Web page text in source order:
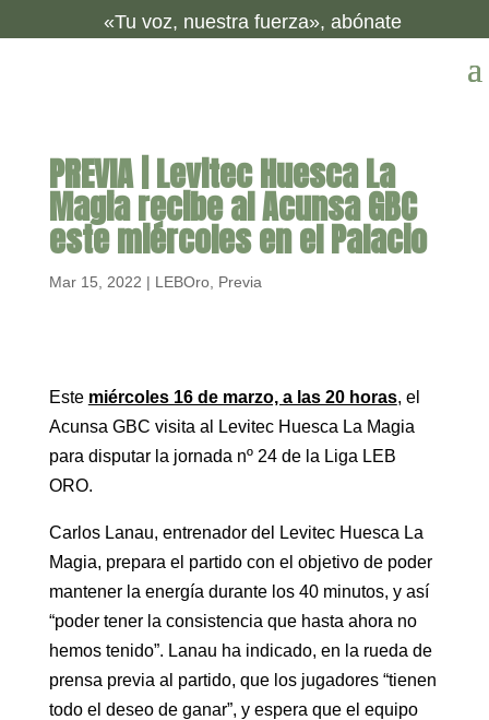
«Tu voz, nuestra fuerza», abónate
PREVIA | Levitec Huesca La
Magia recibe al Acunsa GBC
este miércoles en el Palacio
Mar 15, 2022 | LEBOro, Previa
Este miércoles 16 de marzo, a las 20 horas, el
Acunsa GBC visita al Levitec Huesca La Magia
para disputar la jornada nº 24 de la Liga LEB
ORO.
Carlos Lanau, entrenador del Levitec Huesca La
Magia, prepara el partido con el objetivo de poder
mantener la energía durante los 40 minutos, y así
“poder tener la consistencia que hasta ahora no
hemos tenido”. Lanau ha indicado, en la rueda de
prensa previa al partido, que los jugadores “tienen
todo el deseo de ganar”, y espera que el equipo